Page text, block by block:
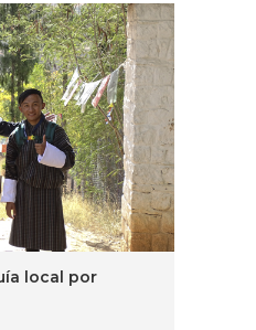
local por